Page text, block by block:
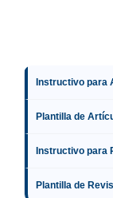
Instructivo para
Plantilla de
Instructivo para
Plantilla de